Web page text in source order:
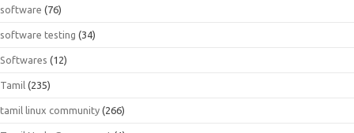
software (76)
software testing (34)
Softwares (12)
Tamil (235)
tamil linux community (266)